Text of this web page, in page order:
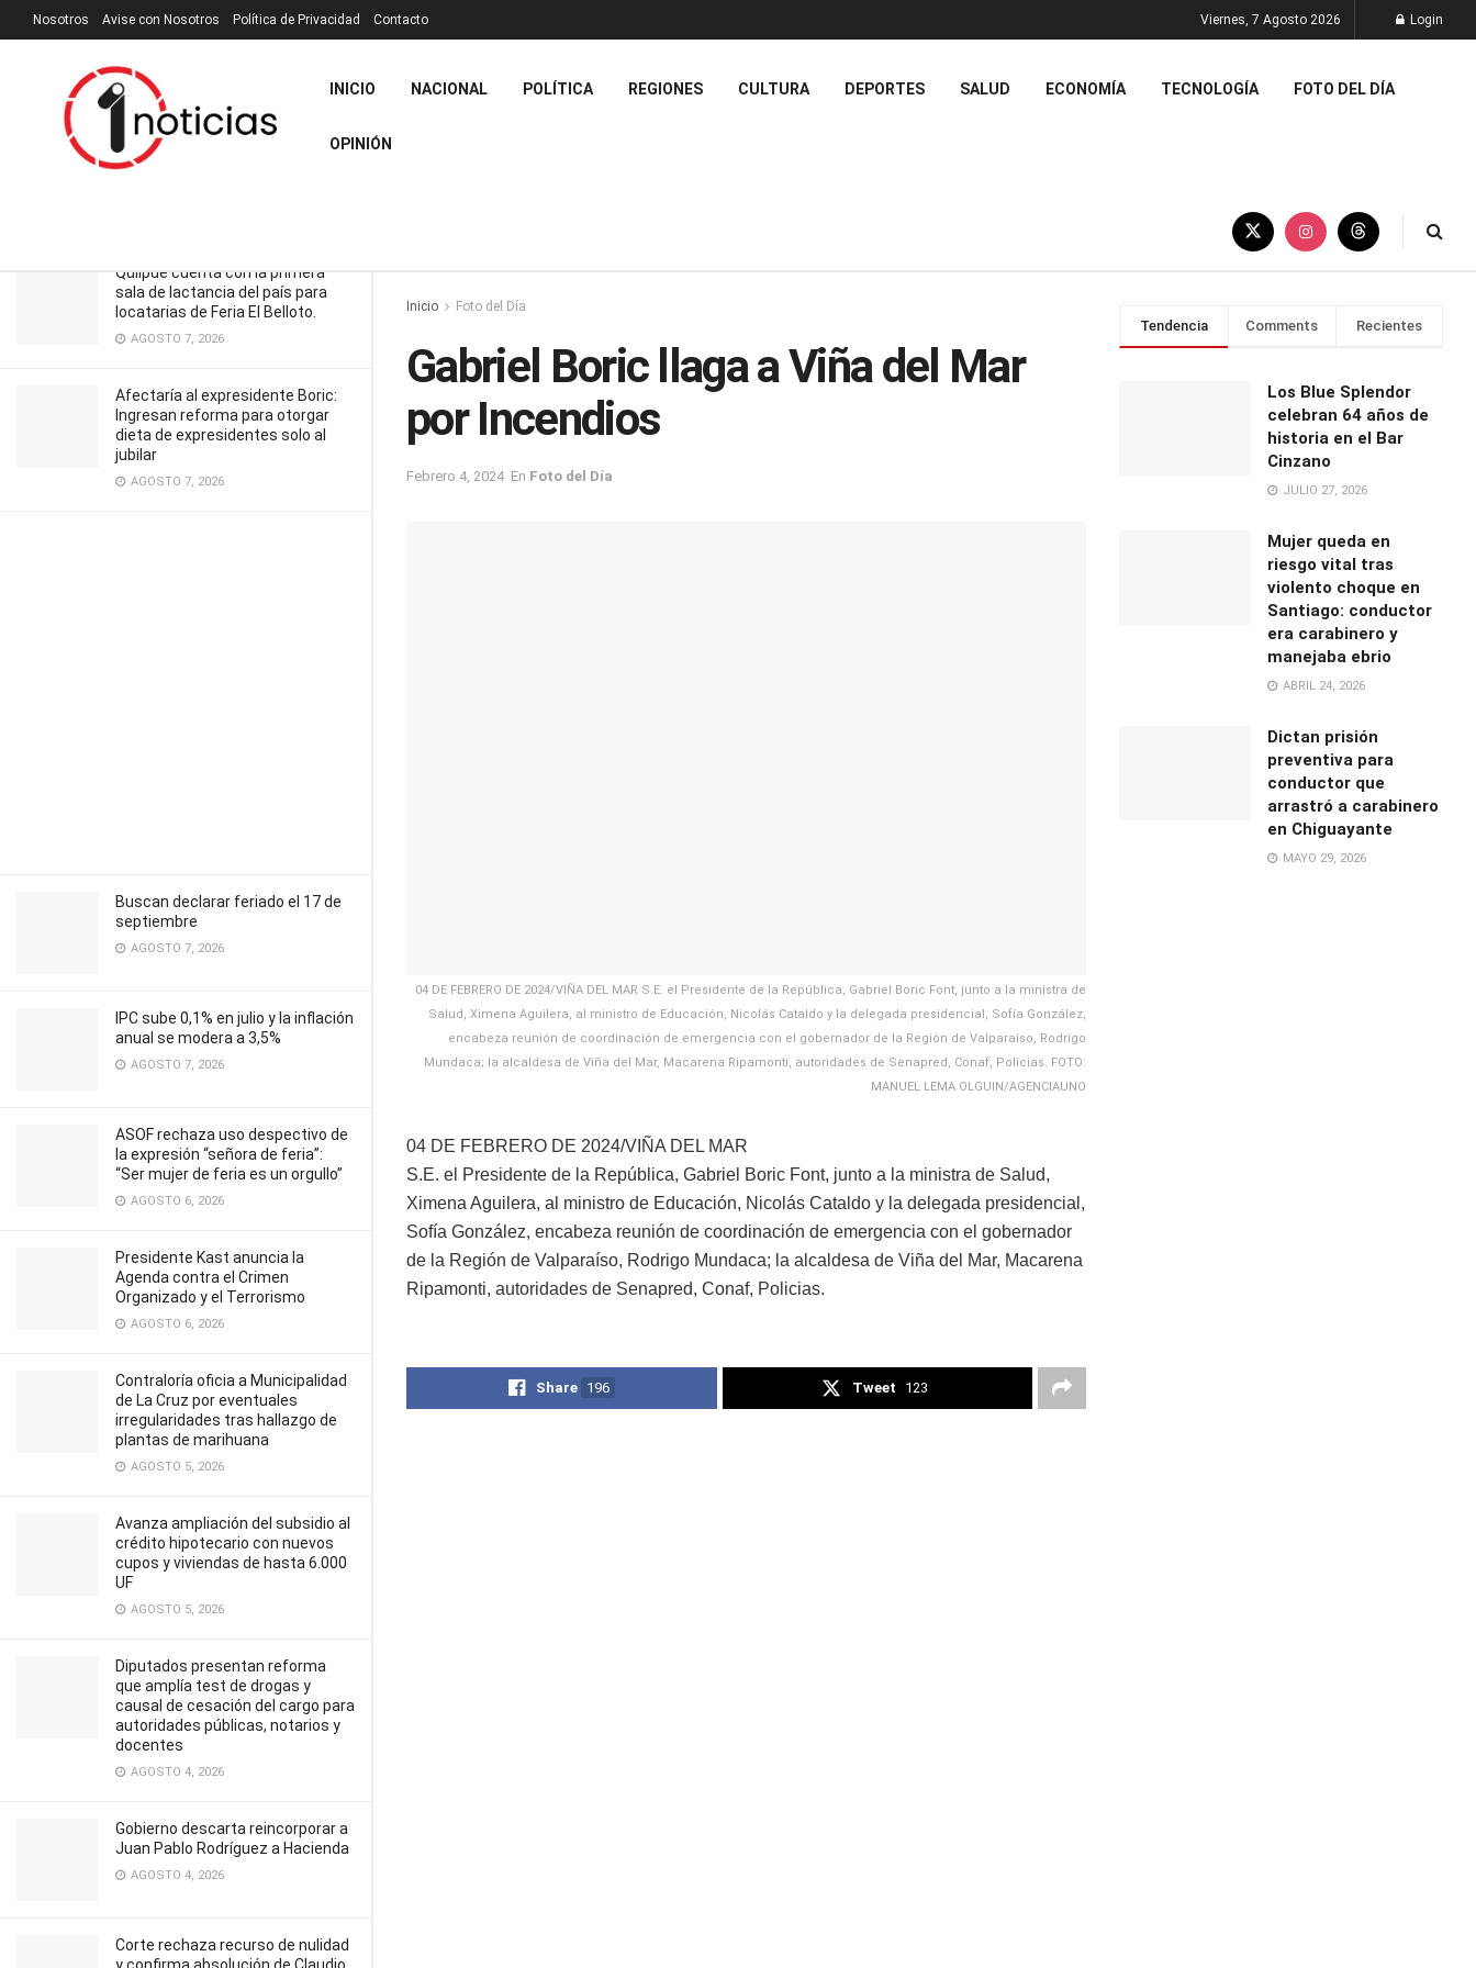
RECIENTES TENDENCIA Filtrar
Gabriel Boric llaga a Viña del Mar por
Incendios
Quilpué cuenta con la primera
sala de lactancia del país para
locatarias de Feria El Belloto.
AGOSTO 7, 2026
Afectaría al expresidente Boric:
Ingresan reforma para otorgar
dieta de expresidentes solo al
jubilar
AGOSTO 7, 2026
Buscan declarar feriado el 17 de
septiembre
AGOSTO 7, 2026
IPC sube 0,1% en julio y la inflación
anual se modera a 3,5%
AGOSTO 7, 2026
ASOF rechaza uso despectivo de
la expresión “señora de feria”:
“Ser mujer de feria es un orgullo”
AGOSTO 6, 2026
Presidente Kast anuncia la
Agenda contra el Crimen
Organizado y el Terrorismo
AGOSTO 6, 2026
Contraloría oficia a Municipalidad
de La Cruz por eventuales
irregularidades tras hallazgo de
plantas de marihuana
AGOSTO 5, 2026
Avanza ampliación del subsidio al
crédito hipotecario con nuevos
cupos y viviendas de hasta 6.000
UF
AGOSTO 5, 2026
Diputados presentan reforma
que amplía test de drogas y
causal de cesación del cargo para
autoridades públicas, notarios y
docentes
AGOSTO 4, 2026
Gobierno descarta reincorporar a
Juan Pablo Rodríguez a Hacienda
AGOSTO 4, 2026
Corte rechaza recurso de nulidad
Nosotros Avise con Nosotros Política de Privacidad Contacto Viernes, 7 Agosto 2026 Login
INICIO NACIONAL POLÍTICA REGIONES CULTURA DEPORTES SALUD ECONOMÍA TECNOLOGÍA FOTO DEL DÍA
OPINIÓN
Inicio Foto del Día
Gabriel Boric llaga a Viña del Mar
por Incendios
Febrero 4, 2024 En Foto del Día
04 DE FEBRERO DE 2024/VIÑA DEL MAR S.E. el Presidente de la República, Gabriel Boric Font, junto a la ministra de
Salud, Ximena Aguilera, al ministro de Educación, Nicolás Cataldo y la delegada presidencial, Sofía González,
encabeza reunión de coordinación de emergencia con el gobernador de la Región de Valparaíso, Rodrigo
Mundaca; la alcaldesa de Viña del Mar, Macarena Ripamonti, autoridades de Senapred, Conaf, Policias. FOTO:
MANUEL LEMA OLGUIN/AGENCIAUNO
04 DE FEBRERO DE 2024/VIÑA DEL MAR
S.E. el Presidente de la República, Gabriel Boric Font, junto a la ministra de Salud,
Ximena Aguilera, al ministro de Educación, Nicolás Cataldo y la delegada presidencial,
Sofía González, encabeza reunión de coordinación de emergencia con el gobernador
de la Región de Valparaíso, Rodrigo Mundaca; la alcaldesa de Viña del Mar, Macarena
Ripamonti, autoridades de Senapred, Conaf, Policias.
Share 196 Tweet 123
Tendencia Comments Recientes
Los Blue Splendor
celebran 64 años de
historia en el Bar
Cinzano
JULIO 27, 2026
Mujer queda en
riesgo vital tras
violento choque en
Santiago: conductor
era carabinero y
manejaba ebrio
ABRIL 24, 2026
Dictan prisión
preventiva para
conductor que
arrastró a carabinero
en Chiguayante
MAYO 29, 2026